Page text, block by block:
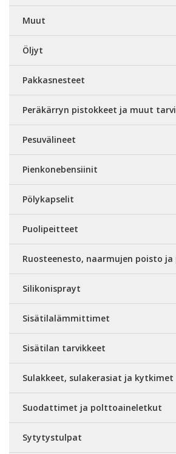
Muut
Öljyt
Pakkasnesteet
Peräkärryn pistokkeet ja muut
Pesuvälineet
Pienkonebensiinit
Pölykapselit
Puolipeitteet
Ruosteenesto, naarmujen poisto
Silikonisprayt
Sisätilalämmittimet
Sisätilan tarvikkeet
Sulakkeet, sulakerasiat ja kytkimet
Suodattimet ja polttoaineletkut
Sytytystulpat